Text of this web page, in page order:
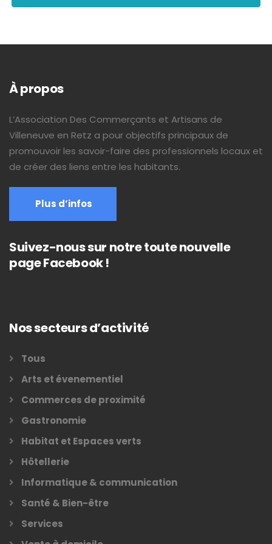
À propos
L’Association Des Commerçants et Artisans de
Villeneuve en Retz a pour objectifs principaux de
promouvoir les savoir-faire des professionnels locaux et
de créer des liens entre les habitants.
Plus d’infos
Suivez-nous sur notre toute nouvelle
page Facebook !
Nos secteurs d’activité
Tous
Arts et évenementiel
Commerces de proximité
Gastronomie
Habitat et Espaces verts
Hôtellerie
Informatique & communication
Santé & Bien-être
Services